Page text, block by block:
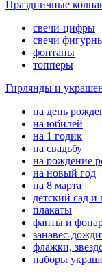
Праздничные
свечи-цифры
свечи
фонтаны
топперы
Гирлянды и
на день
на юбилей
на 1 годик
на свадьбу
на рождение
на новый год
на 8 марта
детский сад и
плакаты
фанты и
занавес-
флажки,
наборы